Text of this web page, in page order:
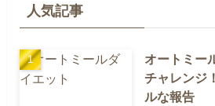
人気記事
オートミー
チャレンジ
ルな報告